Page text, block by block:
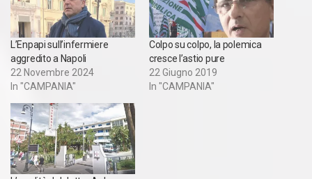
L’Enpapi sull’infermiere
aggredito a Napoli
22 Novembre 2024
In "CAMPANIA"
Colpo su colpo, la polemica
cresce l’astio pure
22 Giugno 2019
In "CAMPANIA"